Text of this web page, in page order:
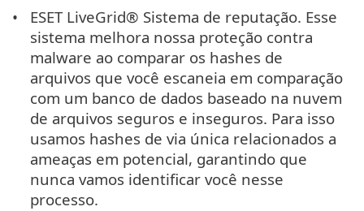
ESET LiveGrid® Sistema de reputação. Esse
sistema melhora nossa proteção contra
malware ao comparar os hashes de
arquivos que você escaneia em comparação
com um banco de dados baseado na nuvem
de arquivos seguros e inseguros. Para isso
usamos hashes de via única relacionados a
ameaças em potencial, garantindo que
nunca vamos identificar você nesse
processo.